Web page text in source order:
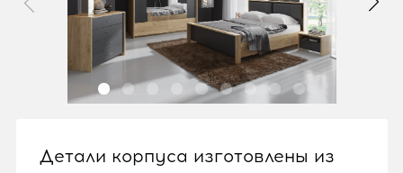
Детали корпуса изготовлены из